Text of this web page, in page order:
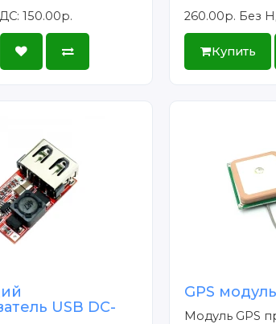
150.00р.
260.00р. Без
Купить
USB DC-
GPS
Модуль GPS